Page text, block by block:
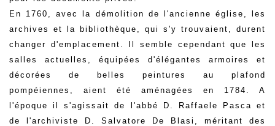
En 1760, avec la démolition de l'ancienne église, les
archives et la bibliothèque, qui s'y trouvaient, durent
changer d'emplacement. Il semble cependant que les
salles actuelles, équipées d'élégantes armoires et
décorées de belles peintures au plafond
pompéiennes, aient été aménagées en 1784. A
l'époque il s'agissait de l'abbé D. Raffaele Pasca et
de l'archiviste D. Salvatore De Blasi, méritant des